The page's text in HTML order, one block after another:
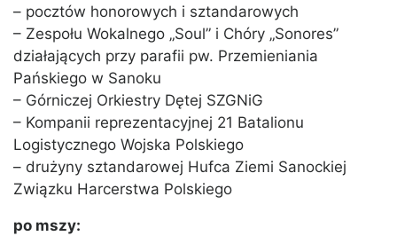
– pocztów honorowych i sztandarowych
– Zespołu Wokalnego „Soul” i Chóry „Sonores”
działających przy parafii pw. Przemieniania
Pańskiego w Sanoku
– Górniczej Orkiestry Dętej SZGNiG
– Kompanii reprezentacyjnej 21 Batalionu
Logistycznego Wojska Polskiego
– drużyny sztandarowej Hufca Ziemi Sanockiej
Związku Harcerstwa Polskiego
po mszy: